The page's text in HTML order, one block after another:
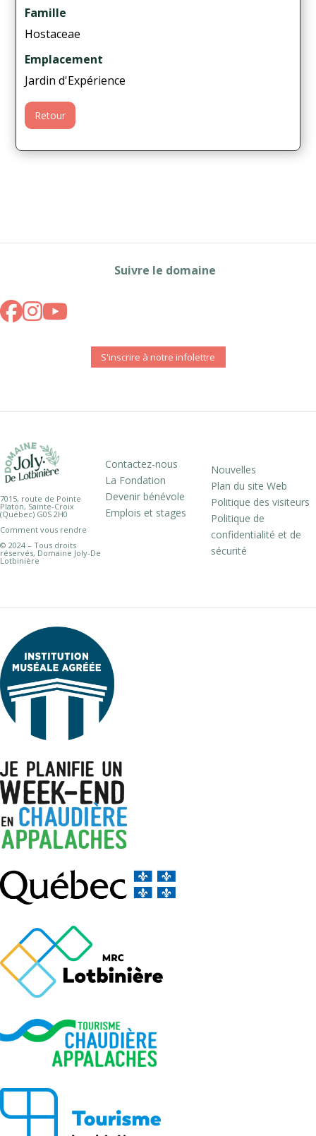
Famille
Hostaceae
Emplacement
Jardin d'Expérience
Retour
Suivre le domaine
S'inscrire à notre infolettre
7015, route de Pointe
Platon, Sainte-Croix
(Québec) G0S 2H0
Comment vous rendre
© 2024 – Tous droits
réservés, Domaine Joly-De
Lotbinière
Contactez-nous
La Fondation
Devenir bénévole
Emplois et stages
Nouvelles
Plan du site Web
Politique des visiteurs
Politique de
confidentialité et de
sécurité